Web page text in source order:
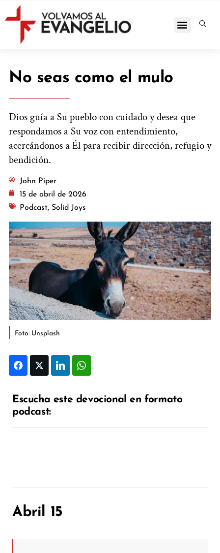
No seas como el mulo
Dios guía a Su pueblo con cuidado y desea que
respondamos a Su voz con entendimiento,
acercándonos a Él para recibir dirección, refugio y
bendición.
John Piper
15 de abril de 2026
Podcast, Solid Joys
Foto: Unsplash
FacebookTwitter LinkedIn
Escucha este devocional en formato
podcast:
Abril 15